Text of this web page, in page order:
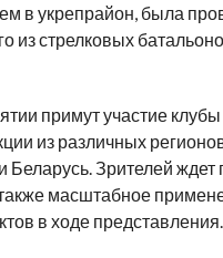
в укрепрайон, была
из стрелковых
примут участие клубы
из различных
Беларусь. Зрителей ждет
масштабное
в ходе представления.